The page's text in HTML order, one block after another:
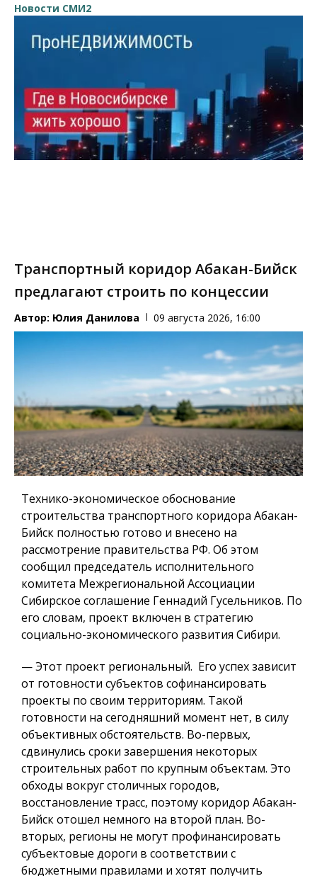
Новости СМИ2
Транспортный коридор Абакан-Бийск
предлагают строить по концессии
Автор: Юлия Данилова 09 августа 2026, 16:00
Технико-экономическое обоснование
строительства транспортного коридора Абакан-
Бийск полностью готово и внесено на
рассмотрение правительства РФ. Об этом
сообщил председатель исполнительного
комитета Межрегиональной Ассоциации
Сибирское соглашение Геннадий Гусельников. По
его словам, проект включен в стратегию
социально-экономического развития Сибири.
— Этот проект региональный. Его успех зависит
от готовности субъектов софинансировать
проекты по своим территориям. Такой
готовности на сегодняшний момент нет, в силу
объективных обстоятельств. Во-первых,
сдвинулись сроки завершения некоторых
строительных работ по крупным объектам. Это
обходы вокруг столичных городов,
восстановление трасс, поэтому коридор Абакан-
Бийск отошел немного на второй план. Во-
вторых, регионы не могут профинансировать
субъектовые дороги в соответствии с
бюджетными правилами и хотят получить